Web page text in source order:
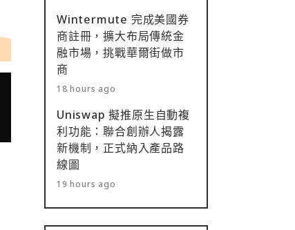
Wintermute 完成美國券
商註冊，擴大布局傳統金
融市場，挑戰華爾街做市
商
18 hours ago
Uniswap 擬推原生自動複
利功能：聯合創辦人揭露
新機制，正式納入產品路
線圖
19 hours ago